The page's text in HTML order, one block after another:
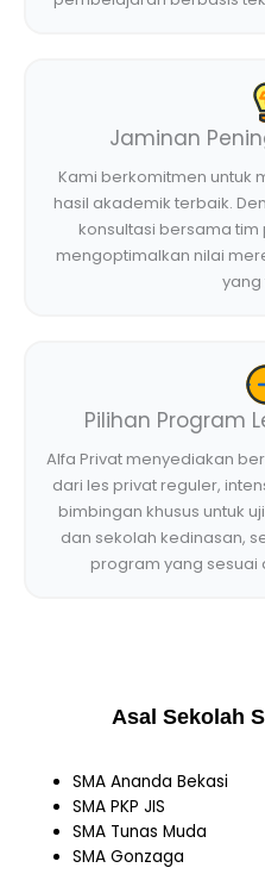
Jaminan
Kami berkomitmen untuk
hasil akademik terbaik.
konsultasi bersama
mengoptimalkan nilai
yang
Pilihan Program
Alfa Privat menyediakan
dari les privat reguler,
bimbingan khusus untuk
dan sekolah kedinasan,
program yang sesuai
Asal Sekolah
SMA Ananda Bekasi
SMA PKP JIS
SMA Tunas Muda
SMA Gonzaga